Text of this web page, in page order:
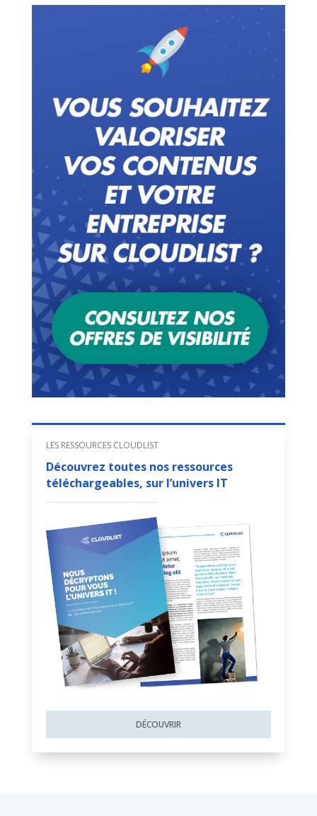
LES RESSOURCES CLOUDLIST
Découvrez toutes nos ressources
téléchargeables, sur l’univers IT
DÉCOUVRIR